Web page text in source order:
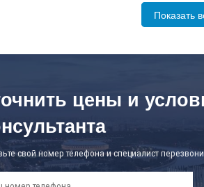
Показать
цены и
свой номер телефона и специалист